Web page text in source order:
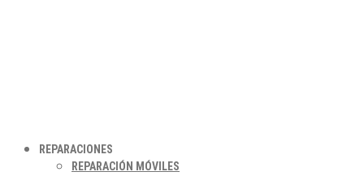
REPARACIONES
REPARACIÓN MÓVILES